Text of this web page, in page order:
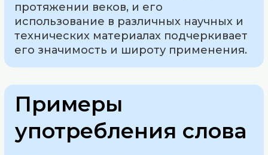
протяжении веков, и его
использование в различных научных и
технических материалах подчеркивает
его значимость и широту применения.
Примеры
употребления слова